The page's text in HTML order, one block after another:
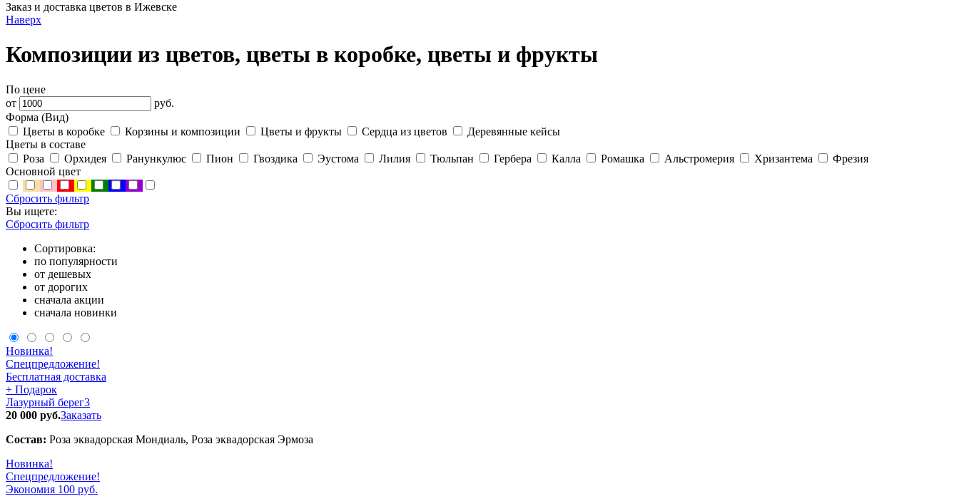
Заказ и доставка цветов в Ижевске
Наверх
Композиции из цветов, цветы в коробке, цветы и фрукты
По цене
от
руб.
Форма (Вид)
Цветы в коробке
Корзины и композиции Цветы и фрукты Сердца из цветов
Деревянные кейсы
Цветы в составе
Роза
Орхидея Ранункулюс Пион Гвоздика Эустома Лилия Тюльпан Гербера Калла Ромашка Альстромерия Хризантема
Фрезия
Основной цвет
Сбросить фильтр
Вы ищете:
Сбросить фильтр
Сортировка:
по популярности
от дешевых
от дорогих
сначала акции
сначала новинки
Новинка!
Спецпредложение!
Бесплатная доставка
+ Подарок
Лазурный берег3
20 000 руб.Заказать
Состав: Роза эквадорская Мондиаль, Роза эквадорская Эрмоза
Новинка!
Спецпредложение!
Экономия 100 руб.